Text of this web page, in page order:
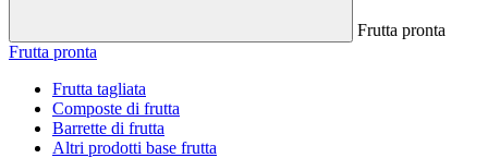
Frutta pronta
Frutta pronta
Frutta tagliata
Composte di frutta
Barrette di frutta
Altri prodotti base frutta